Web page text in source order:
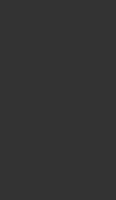
フェイクファーコート